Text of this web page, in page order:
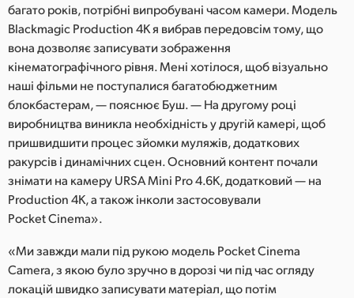
багато років, потрібні випробувані часом камери. Модель
Blackmagic Production 4K я вибрав передовсім тому, що
вона дозволяє записувати зображення
кінематографічного рівня. Мені хотілося, щоб візуально
наші фільми не поступалися багатобюджетним
блокбастерам, — пояснює Буш. — На другому році
виробництва виникла необхідність у другій камері, щоб
пришвидшити процес зйомки муляжів, додаткових
ракурсів і динамічних сцен. Основний контент почали
знімати на камеру URSA Mini Pro 4.6K, додатковий — на
Production 4K, а також інколи застосовували
Pocket Cinemа».
«Ми завжди мали під рукою модель Pocket Cinema
Camera, з якою було зручно в дорозі чи під час огляду
локацій швидко записувати матеріал, що потім